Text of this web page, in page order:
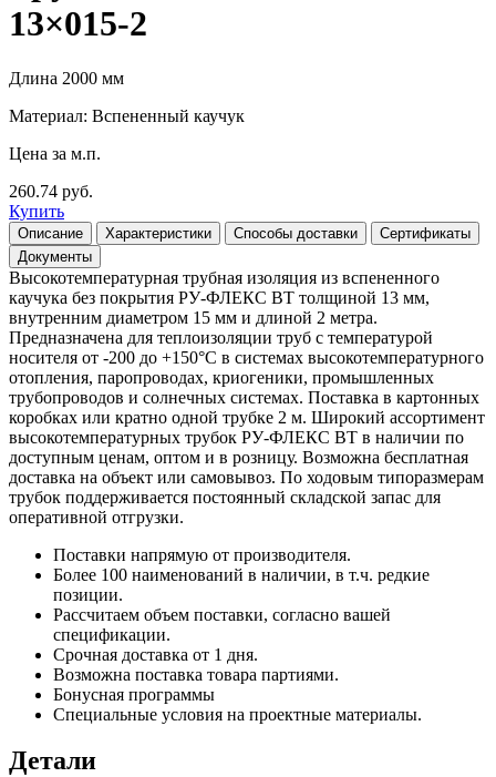
13×015-2
Длина 2000 мм
Материал: Вспененный каучук
Цена за м.п.
260.74 руб.
Купить
Описание Характеристики Способы доставки
Сертификаты
Документы
Высокотемпературная трубная изоляция из вспененного
каучука без покрытия РУ-ФЛЕКС ВТ толщиной 13 мм,
внутренним диаметром 15 мм и длиной 2 метра.
Предназначена для теплоизоляции труб с температурой
носителя от -200 до +150°С в системах высокотемпературного
отопления, паропроводах, криогеники, промышленных
трубопроводов и солнечных системах. Поставка в картонных
коробках или кратно одной трубке 2 м. Широкий ассортимент
высокотемпературных трубок РУ-ФЛЕКС ВТ в наличии по
доступным ценам, оптом и в розницу. Возможна бесплатная
доставка на объект или самовывоз. По ходовым типоразмерам
трубок поддерживается постоянный складской запас для
оперативной отгрузки.
Поставки напрямую от производителя.
Более 100 наименований в наличии, в т.ч. редкие
позиции.
Рассчитаем объем поставки, согласно вашей
спецификации.
Срочная доставка от 1 дня.
Возможна поставка товара партиями.
Бонусная программы
Специальные условия на проектные материалы.
Детали